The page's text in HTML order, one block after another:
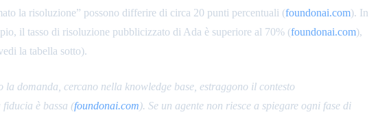
la risoluzione” possono differire di circa 20 punti percentuali (foundonai.com). In
il tasso di risoluzione pubblicizzato di Ada è superiore al 70% (foundonai.com),
la tabella sotto).
domanda, cercano nella knowledge base, estraggono il contesto
è bassa (foundonai.com). Se un agente non riesce a spiegare ogni fase di